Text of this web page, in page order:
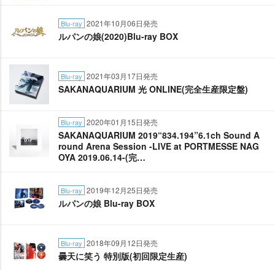
Blu-ray 2021年10月06日発売
ルパンの娘(2020)Blu-ray BOX
Blu-ray 2021年03月17日発売
SAKANAQUARIUM 光 ONLINE(完全生産限定盤)
Blu-ray 2020年01月15日発売
SAKANAQUARIUM 2019“834.194”6.1ch Sound A
round Arena Session -LIVE at PORTMESSE NAG
OYA 2019.06.14-(完…
Blu-ray 2019年12月25日発売
ルパンの娘 Blu-ray BOX
Blu-ray 2018年09月12日発売
曇天に笑う 特別版(初回限定生産)